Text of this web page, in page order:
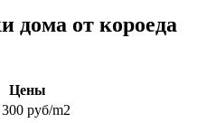
дома от короеда
Цены
руб/m2